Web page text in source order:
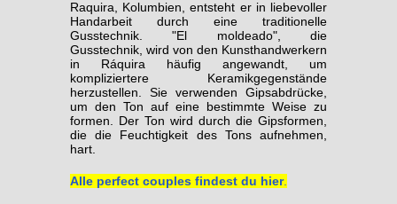
Raquira, Kolumbien, entsteht er in liebevoller
Handarbeit durch eine traditionelle
Gusstechnik. "El moldeado", die
Gusstechnik, wird von den Kunsthandwerkern
in Ráquira häufig angewandt, um
kompliziertere Keramikgegenstände
herzustellen. Sie verwenden Gipsabdrücke,
um den Ton auf eine bestimmte Weise zu
formen. Der Ton wird durch die Gipsformen,
die die Feuchtigkeit des Tons aufnehmen,
hart.
Alle perfect couples findest du hier.